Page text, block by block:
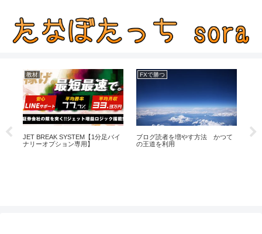
教材
JET BREAK SYSTEM【1分足バイ
ナリーオプション専用】
FXで勝つ
ブログ読者を増やす方法 かつて
の王道を利用